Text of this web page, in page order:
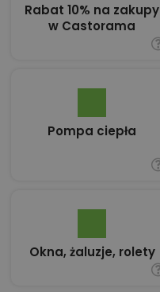
Rabat 10% na zakupy
w Castorama
Pompa ciepła
Okna, żaluzje, rolety